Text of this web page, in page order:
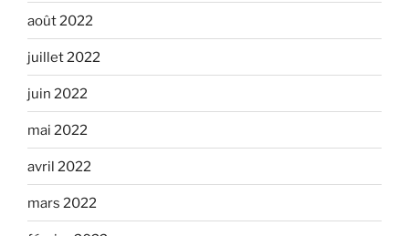
août 2022
juillet 2022
juin 2022
mai 2022
avril 2022
mars 2022